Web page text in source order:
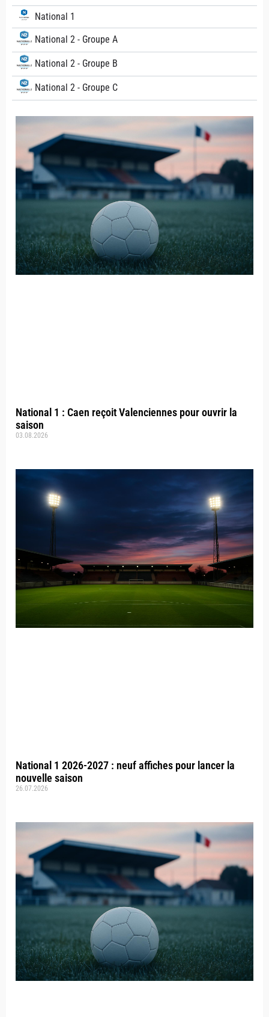
National 1
National 2 - Groupe A
National 2 - Groupe B
National 2 - Groupe C
National 1 : Caen reçoit Valenciennes pour ouvrir la
saison
03.08.2026
National 1 2026-2027 : neuf affiches pour lancer la
nouvelle saison
26.07.2026